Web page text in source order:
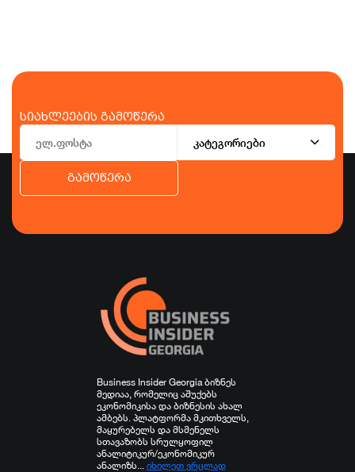
სიახლეების გამოწერა
კატეგორიები
გამოწერა
Business Insider Georgia ბიზნეს
მედიაა, რომელიც აშუქებს
ეკონომიკისა და ბიზნესის ახალ
ამბებს. პლატფორმა მკითხველს,
მაყურებელს და მსმენელს
სთავაზობს სრულყოფილ
ანალიტიკურ/ეკონომიკურ
ანალიზს...
იხილეთ ვრცლად